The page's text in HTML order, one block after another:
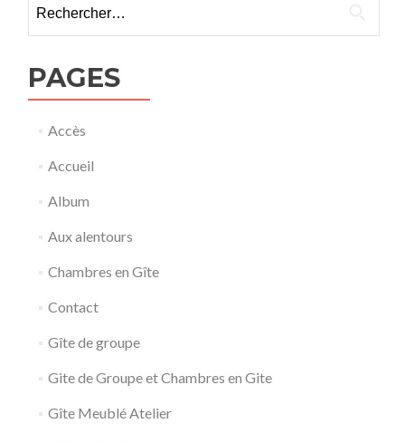
PAGES
Accès
Accueil
Album
Aux alentours
Chambres en Gîte
Contact
Gîte de groupe
Gite de Groupe et Chambres en Gite
Gîte Meublé Atelier